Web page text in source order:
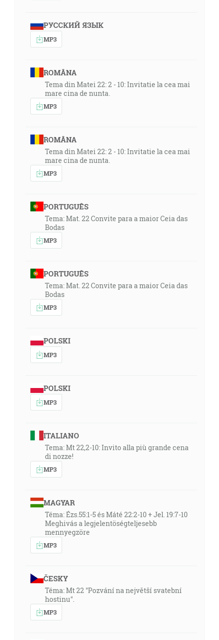
РУССКИЙ ЯЗЫК
MP3
ROMÂNA
Tema din Matei 22: 2 - 10: Invitatie la cea mai
mare cina de nunta.
MP3
ROMÂNA
Tema din Matei 22: 2 - 10: Invitatie la cea mai
mare cina de nunta.
MP3
PORTUGUÊS
Tema: Mat. 22 Convite para a maior Ceia das
Bodas
MP3
PORTUGUÊS
Tema: Mat. 22 Convite para a maior Ceia das
Bodas
MP3
POLSKI
MP3
POLSKI
MP3
ITALIANO
Tema: Mt 22,2-10: Invito alla più grande cena
di nozze!
MP3
MAGYAR
Téma: Ézs.55:1-5 és Máté 22:2-10 + Jel. 19:7-10
Meghivás a legjelentöségteljesebb
mennyegzöre
MP3
ČESKY
Téma: Mt 22 "Pozvání na největší svatební
hostinu".
MP3